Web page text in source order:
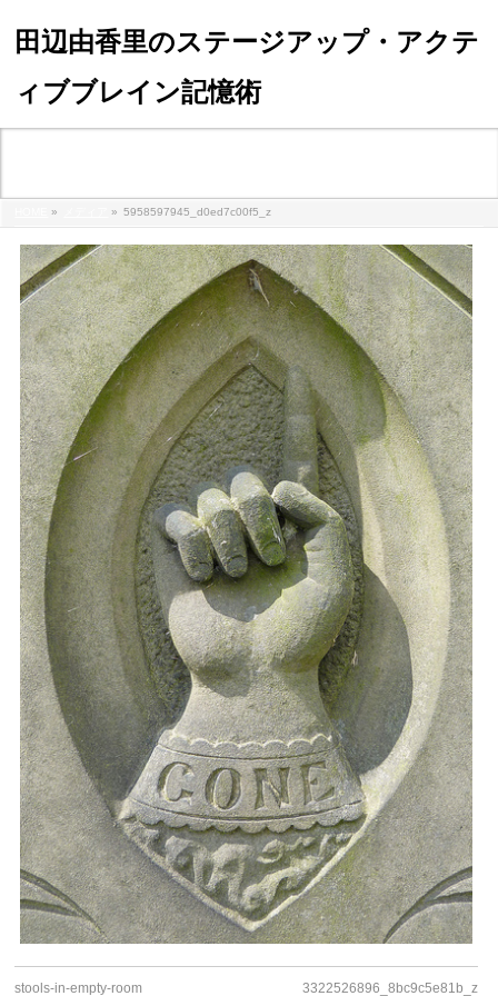
田辺由香里のステージアップ・アクテ
ィブブレイン記憶術
» » 5958597945_d0ed7c00f5_z
stools-in-empty-room 3322526896_8bc9c5e81b_z